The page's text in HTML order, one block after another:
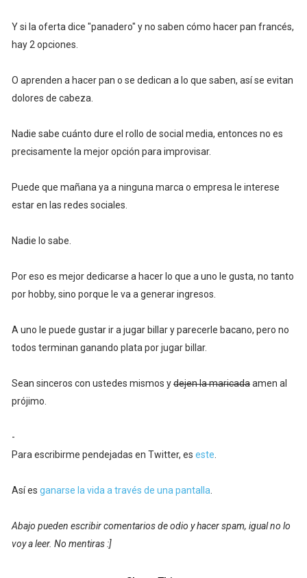
Y si la oferta dice "panadero" y no saben cómo hacer pan francés,
hay 2 opciones.
O aprenden a hacer pan o se dedican a lo que saben, así se evitan
dolores de cabeza.
Nadie sabe cuánto dure el rollo de social media, entonces no es
precisamente la mejor opción para improvisar.
Puede que mañana ya a ninguna marca o empresa le interese
estar en las redes sociales.
Nadie lo sabe.
Por eso es mejor dedicarse a hacer lo que a uno le gusta, no tanto
por hobby, sino porque le va a generar ingresos.
A uno le puede gustar ir a jugar billar y parecerle bacano, pero no
todos terminan ganando plata por jugar billar.
Sean sinceros con ustedes mismos ydejen la maricadaamen al
prójimo.
-
Para escribirme pendejadas en Twitter, es este.
Así es ganarse la vida a través de una pantalla.
Abajo pueden escribir comentarios de odio y hacer spam, igual no lo
voy a leer. No mentiras :]